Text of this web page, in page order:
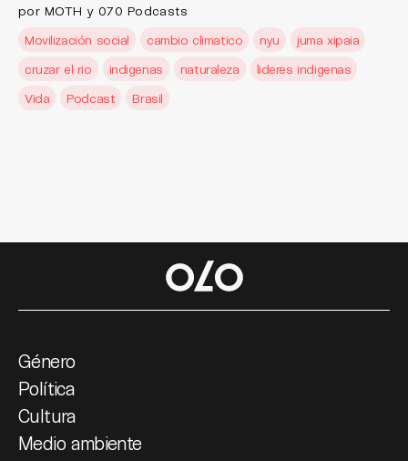
por MOTH y 070 Podcasts
Movilización social
cambio climatico nyu
juma xipaia
cruzar el rio
indigenas naturaleza
lideres indigenas
Vida
Podcast Brasil
Género
Política
Cultura
Medio ambiente